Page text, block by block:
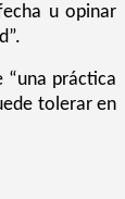
u opinar
práctica
tolerar en